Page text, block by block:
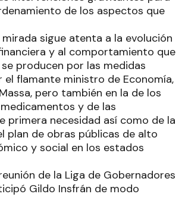
de los aspectos que
mirada sigue atenta a la evolución
y al comportamiento que
producen por las medidas
flamante ministro de Economía,
pero también en la de los
y de las
primera necesidad así como de la
plan de obras públicas de alto
y social en los estados
de la Liga de Gobernadores
Gildo Insfrán de modo